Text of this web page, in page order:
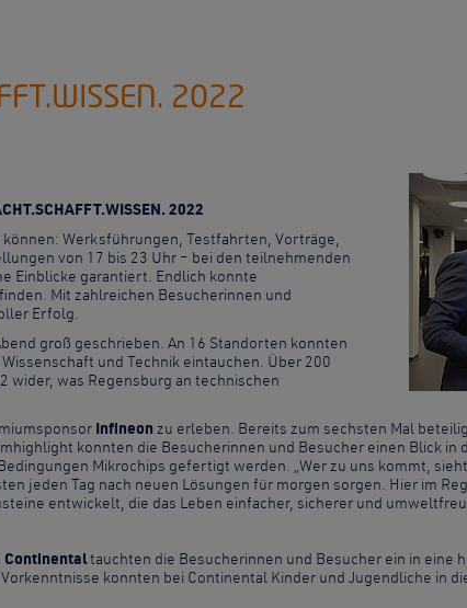
2022
2022
Werksführungen, Testfahrten, Vorträge,
von 17 bis 23 Uhr – bei den teilnehmenden
Einblicke garantiert. Endlich konnte
Mit zahlreichen Besucherinnen und
Erfolg.
groß geschrieben. An 16 Standorten konnten
und Technik eintauchen. Über 200
wider, was Regensburg an technischen
Infineon zu erleben. Bereits zum sechsten Mal
konnten die Besucherinnen und Besucher einen Blick in
Mikrochips gefertigt werden. „Wer zu uns kommt,
jeden Tag nach neuen Lösungen für morgen sorgen. Hier im
entwickelt, die das Leben einfacher, sicherer und
Continentaltauchten die Besucherinnen und Besucher ein in eine
konnten bei Continental Kinder und Jugendliche in